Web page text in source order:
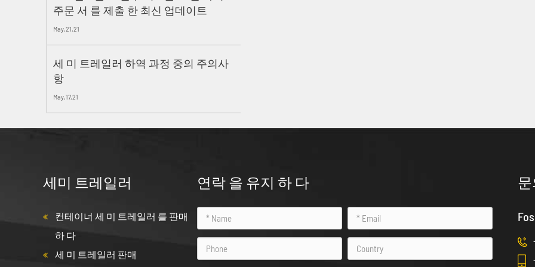
주문 서 를 제출 한 최신 업데이트
May,21,21
세 미 트레일러 하역 과정 중의 주의사
항
May,17,21
세미 트레일러
컨테이너 세 미 트레일러 를 판매
하 다
세 미 트레일러 판매
연락 을 유지 하 다